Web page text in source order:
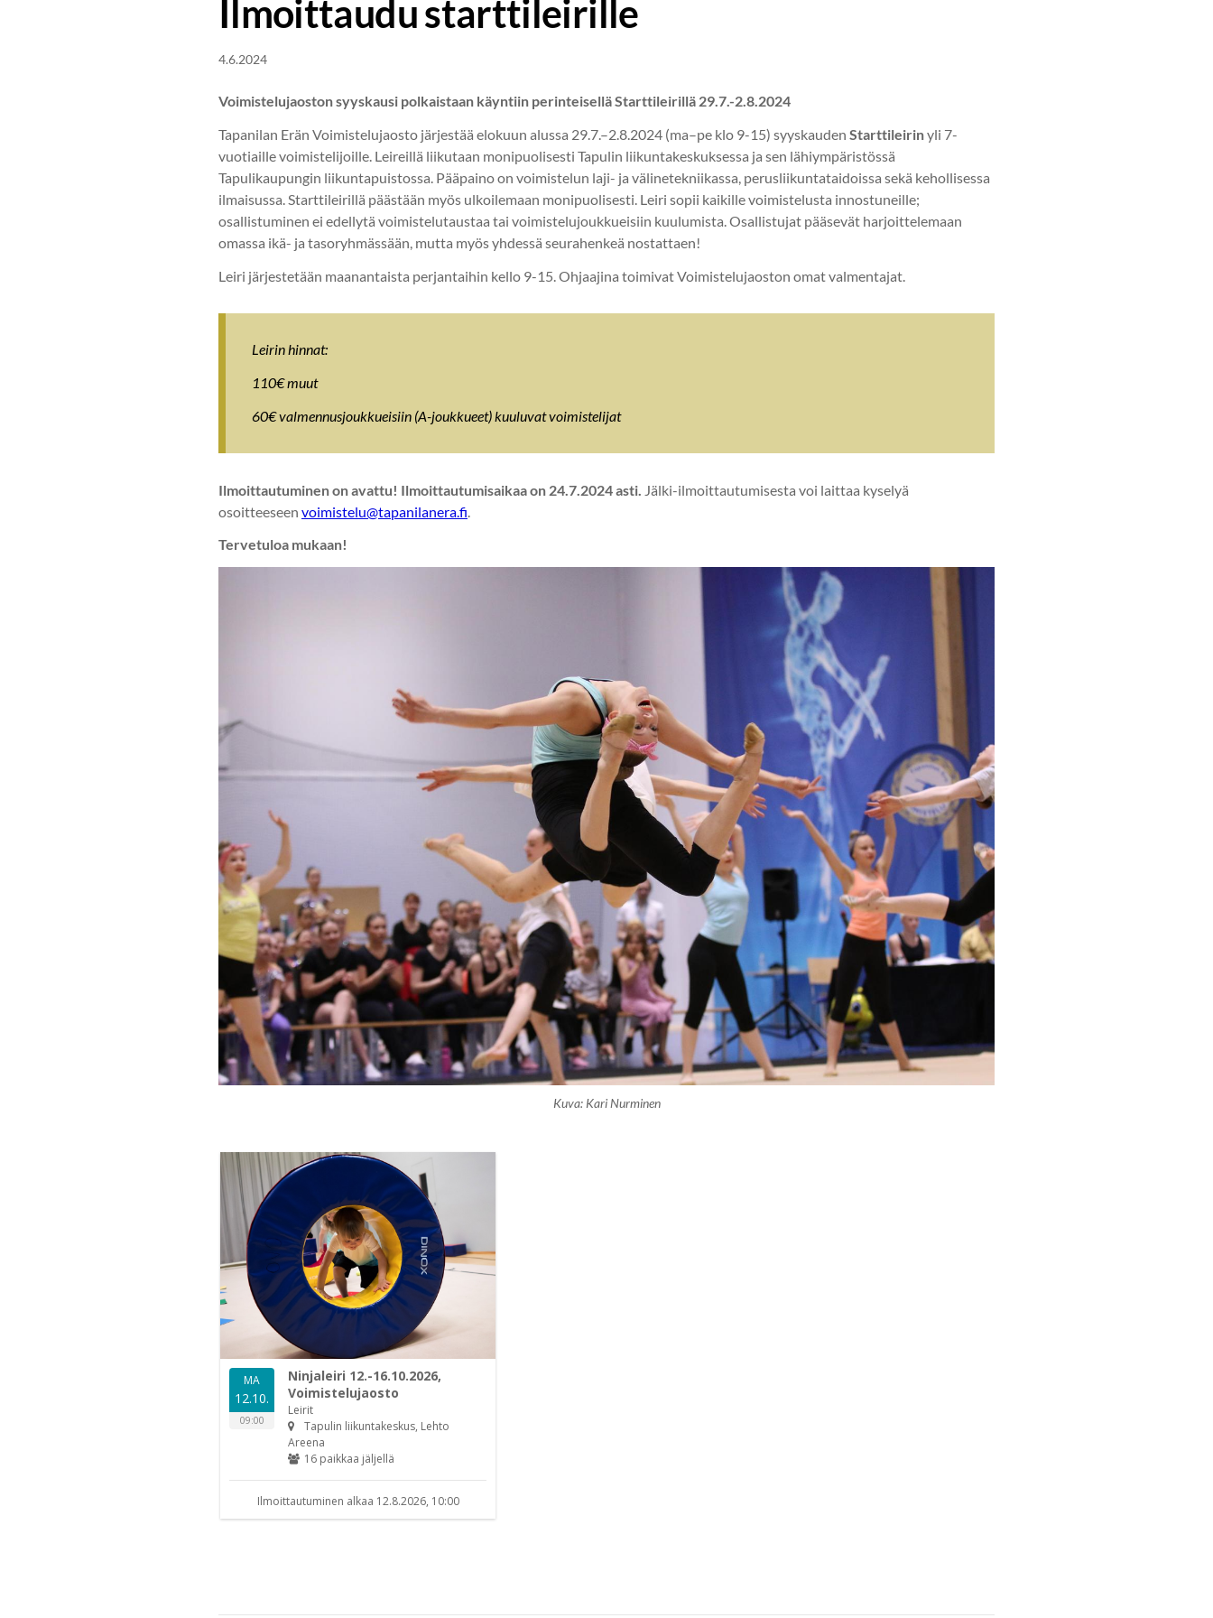
Ilmoittaudu starttileirille
4.6.2024
Voimistelujaoston syyskausi polkaistaan käyntiin perinteisellä Starttileirillä 29.7.-2.8.2024
Tapanilan Erän Voimistelujaosto järjestää elokuun alussa 29.7.–2.8.2024 (ma–pe klo 9-15) syyskauden Starttileirinyli 7-
vuotiaille voimistelijoille. Leireillä liikutaan monipuolisesti Tapulin liikuntakeskuksessa ja sen lähiympäristössä
Tapulikaupungin liikuntapuistossa. Pääpaino on voimistelun laji- ja välinetekniikassa, perusliikuntataidoissa sekä kehollisessa
ilmaisussa. Starttileirillä päästään myös ulkoilemaan monipuolisesti. Leiri sopii kaikille voimistelusta innostuneille;
osallistuminen ei edellytä voimistelutaustaa tai voimistelujoukkueisiin kuulumista. Osallistujat pääsevät harjoittelemaan
omassa ikä- ja tasoryhmässään, mutta myös yhdessä seurahenkeä nostattaen!
Leiri järjestetään maanantaista perjantaihin kello 9-15. Ohjaajina toimivat Voimistelujaoston omat valmentajat.
Leirin hinnat:
110€ muut
60€ valmennusjoukkueisiin (A-joukkueet) kuuluvat voimistelijat
Ilmoittautuminen on avattu! Ilmoittautumisaikaa on 24.7.2024 asti. Jälki-ilmoittautumisesta voi laittaa kyselyä
osoitteeseen voimistelu@tapanilanera.fi
Tervetuloa mukaan!
Kuva: Kari Nurminen